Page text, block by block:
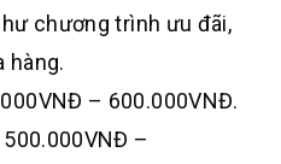
chương trình ưu đãi,
hàng.
– 600.000VNĐ.
–